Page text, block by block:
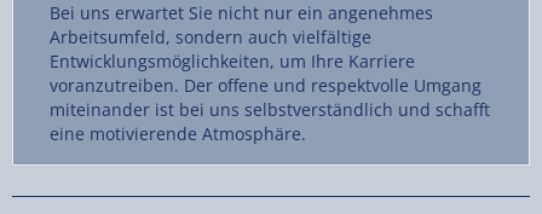
Bei uns erwartet Sie nicht nur ein angenehmes
Arbeitsumfeld, sondern auch vielfältige
Entwicklungsmöglichkeiten, um Ihre Karriere
voranzutreiben. Der offene und respektvolle Umgang
miteinander ist bei uns selbstverständlich und schafft
eine motivierende Atmosphäre.